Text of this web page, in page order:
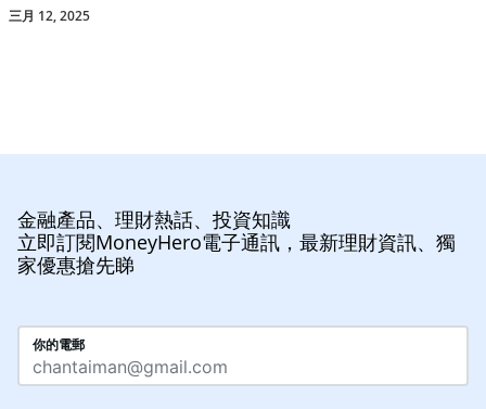
三月 12, 2025
金融產品、理財熱話、投資知識
立即訂閱MoneyHero電子通訊，最新理財資訊、獨
家優惠搶先睇